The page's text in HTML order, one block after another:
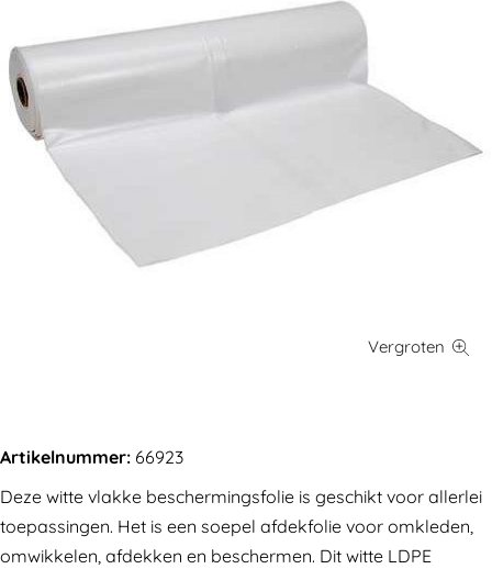
Artikelnummer: 66923
Deze witte vlakke beschermingsfolie is geschikt voor allerlei
toepassingen. Het is een soepel afdekfolie voor omkleden,
omwikkelen, afdekken en beschermen. Dit witte LDPE